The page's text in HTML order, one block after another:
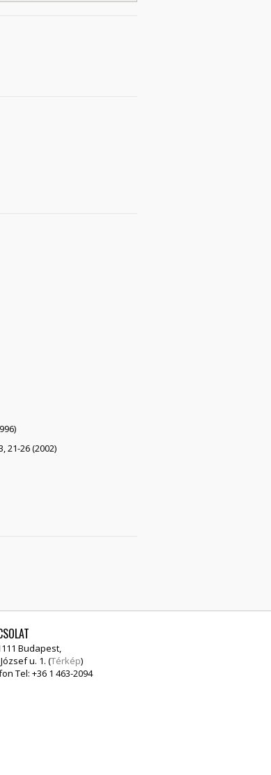
21-26 (2002)
Budapest,
u. 1. (Térkép)
Tel: +36 1 463-2094